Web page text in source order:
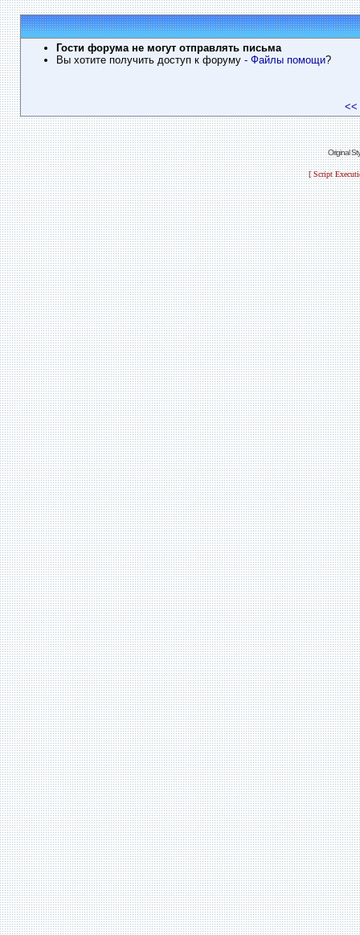
Гости форума не могут отправлять письма
Вы хотите получить доступ к форуму - Файлы помощи?
<<
Original
[ Script